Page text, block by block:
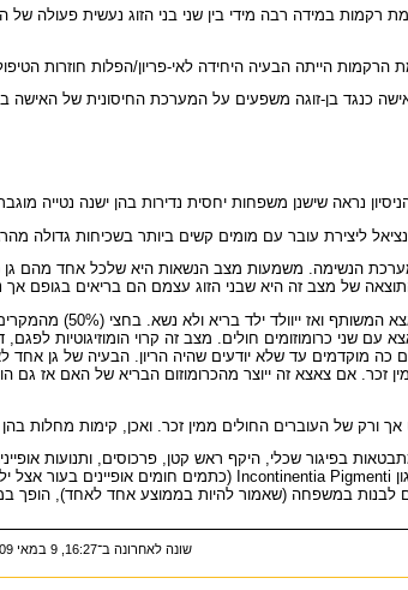
רקמות במידה רבה מידי בין שני בני הזוג נעשית פעולה
הייתה הבעיה היחידה לאי-פריון/הפלות חוזרות הטיפול
כנגד בן-זוגה משפעים על המערכת החיסונית של
נראה שישנן משפחות יחסית נדירות בהן ישנה נטייה
ליצירת עובר עם מומים קשים ביותר בשכיחות גדולה
הנשימה. משמעות מצב הנשאות היא שלכל אחד מהם גן
באופן סטטיסטי
ב 25% האחרונים עלול להיווצר צאצא עם שני כרומוזומים חולים.
במשפחה (שאמור להיות בממוצע אחד לאחד), הופך
שונה לאחרונה ב־16:27, 9 במאי 2009.